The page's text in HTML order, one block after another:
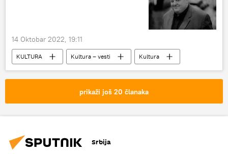
14 Oktobar 2022, 19:11
KULTURA Kultura – vesti
Kultura
film
Film i serije
prikaži još 20 članaka
Srbija